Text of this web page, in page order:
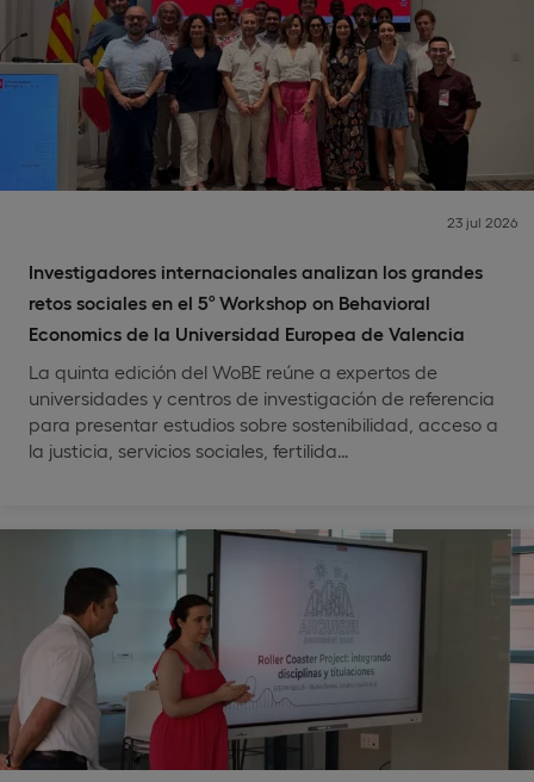
Investigadores internacionales analizan los grandes
retos sociales en el 5º Workshop on Behavioral
Economics de la Universidad Europea de Valencia
23 jul 2026
La quinta edición del WoBE reúne a expertos de
universidades y centros de investigación de referencia
para presentar estudios sobre sostenibilidad, acceso a
la justicia, servicios sociales, fertilida…